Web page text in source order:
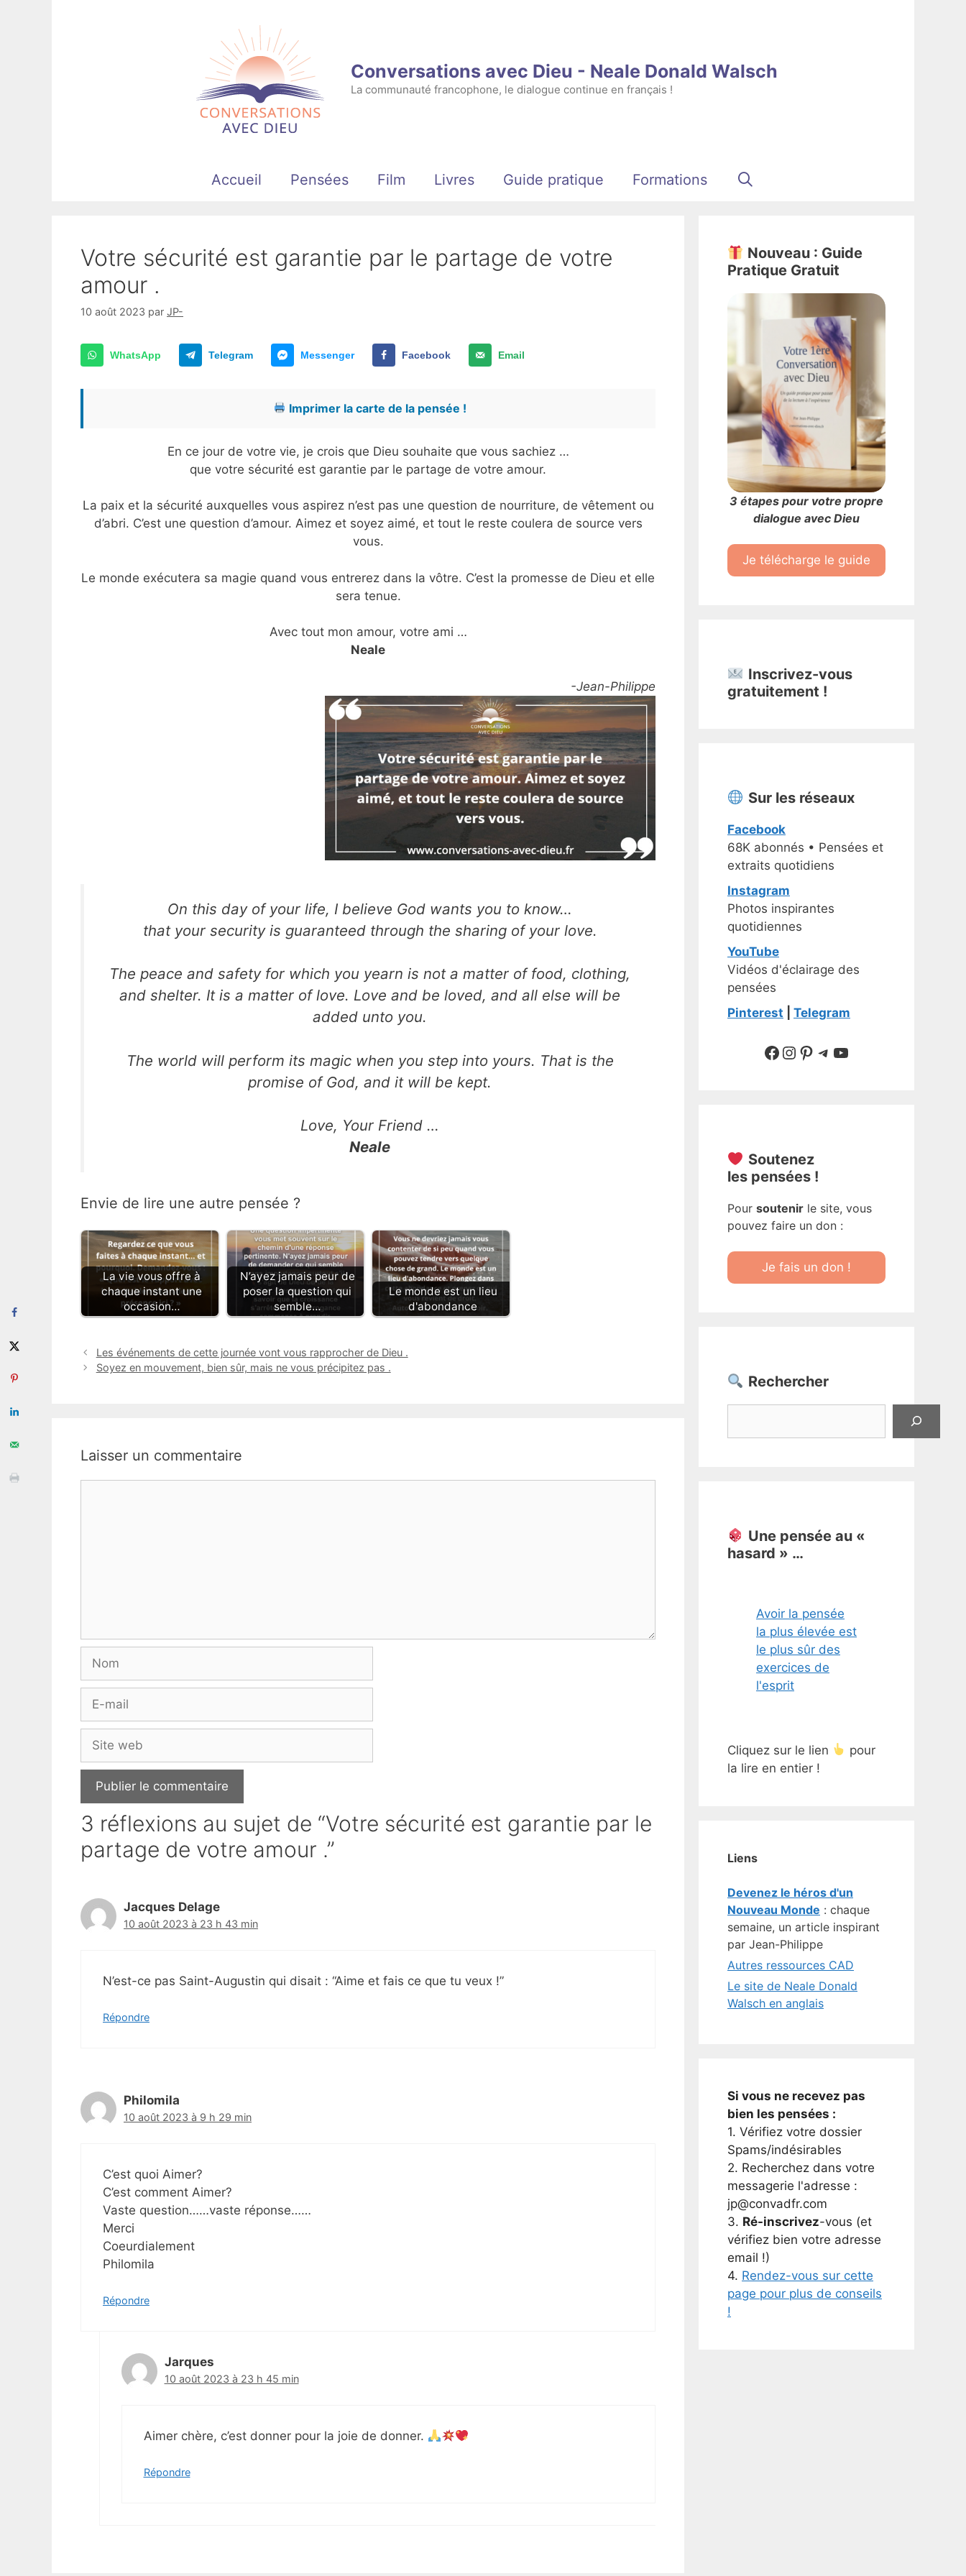
Conversations avec Dieu - Neale Donald Walsch
La communauté francophone, le dialogue continue en français !
Accueil Pensées Film Livres Guide pratique Formations
Votre sécurité est garantie par le partage de votre
amour .
10 août 2023 par JP-
WhatsApp Telegram Messenger Facebook Email
Imprimer la carte de la pensée !
En ce jour de votre vie, je crois que Dieu souhaite que vous sachiez …
que votre sécurité est garantie par le partage de votre amour.
La paix et la sécurité auxquelles vous aspirez n’est pas une question de nourriture, de vêtement ou
d’abri. C’est une question d’amour. Aimez et soyez aimé, et tout le reste coulera de source vers
vous.
Le monde exécutera sa magie quand vous entrerez dans la vôtre. C’est la promesse de Dieu et elle
sera tenue.
Avec tout mon amour, votre ami …
Neale
-Jean-Philippe
On this day of your life, I believe God wants you to know…
that your security is guaranteed through the sharing of your love.
The peace and safety for which you yearn is not a matter of food, clothing,
and shelter. It is a matter of love. Love and be loved, and all else will be
added unto you.
The world will perform its magic when you step into yours. That is the
promise of God, and it will be kept.
Love, Your Friend …
Neale
Envie de lire une autre pensée ?
La vie vous offre à
chaque instant une
occasion…
N’ayez jamais peur de
poser la question qui
semble…
Le monde est un lieu
d'abondance
Les événements de cette journée vont vous rapprocher de Dieu .
Soyez en mouvement, bien sûr, mais ne vous précipitez pas .
Laisser un commentaire
Nom
Site
web
3 réflexions au sujet de “Votre sécurité est garantie par le
partage de votre amour .”
Jacques Delage
10 août 2023 à 23 h 43 min
N’est-ce pas Saint-Augustin qui disait : “Aime et fais ce que tu veux !”
Répondre
Philomila
10 août 2023 à 9 h 29 min
C’est quoi Aimer?
C’est comment Aimer?
Vaste question……vaste réponse……
Merci
Coeurdialement
Philomila
Répondre
Jarques
10 août 2023 à 23 h 45 min
Aimer chère, c’est donner pour la joie de donner.
Répondre
Nouveau : Guide
Pratique Gratuit
3 étapes pour votre propre
dialogue avec Dieu
Je télécharge le guide
Inscrivez-vous
gratuitement !
Sur les réseaux
Facebook
68K abonnés • Pensées et
extraits quotidiens
Instagram
Photos inspirantes
quotidiennes
YouTube
Vidéos d'éclairage des
pensées
Pinterest
Telegram
Suivre sur Facebook
Suivre sur Instagram
Pinterest
Sur Telegram
YouTube
Soutenez
les pensées !
Pour soutenir le site, vous
pouvez faire un don :
Je fais un don !
Rechercher
Une pensée au «
hasard » …
Avoir la pensée
la plus élevée est
le plus sûr des
exercices de
l'esprit
Cliquez sur le lien
pour
la lire en entier !
Liens
Devenez le héros d'un
Nouveau Monde : chaque
semaine, un article inspirant
par Jean-Philippe
Autres ressources CAD
Le site de Neale Donald
Walsch en anglais
Si vous ne recevez pas
bien les pensées :
1. Vérifiez votre dossier
Spams/indésirables
2. Recherchez dans votre
messagerie l'adresse :
jp@convadfr.com
3. Ré-inscrivez-vous (et
vérifiez bien votre adresse
email !)
4. Rendez-vous sur cette
page pour plus de conseils
!